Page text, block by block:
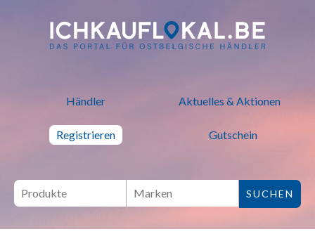
ich kauf lokal - Bei lokalen
Händler Aktuelles & Aktionen
Registrieren Gutschein